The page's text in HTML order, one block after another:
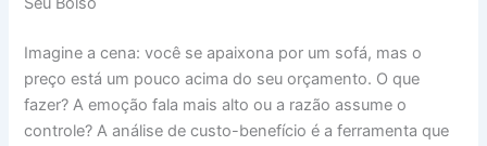
Imagine a cena: você se apaixona por um sofá, mas o
preço está um pouco acima do seu orçamento. O que
fazer? A emoção fala mais alto ou a razão assume o
controle? A análise de custo-benefício é a ferramenta que